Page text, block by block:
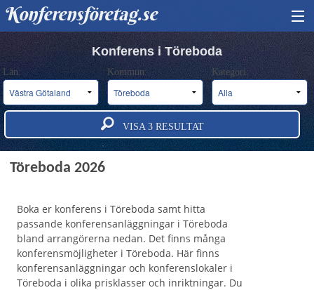
Konferensföretag.se
HITTA KONFERENS
BOKA KONFERENS
OM OSS
ANNONSERA
Konferens i Töreboda
Län: Kommun: Kategori:
VISA 3RESULTAT
Konferens och konferensanläggningar i
Töreboda 2026
Boka er konferens i Töreboda samt hitta
passande konferensanläggningar i Töreboda
bland arrangörerna nedan. Det finns många
konferensmöjligheter i Töreboda. Här finns
konferensanläggningar och konferenslokaler i
Töreboda i olika prisklasser och inriktningar. Du